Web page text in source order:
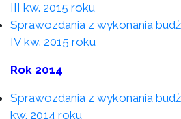
III kw. 2015 roku
Sprawozdania z wykonania
IV kw. 2015 roku
Rok 2014
Sprawozdania z wykonania
kw. 2014 roku